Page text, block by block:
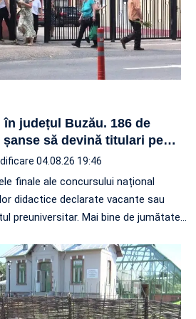
județul Buzău. 186 de
să devină titulari pe…
04.08.26 19:46
finale ale concursului național
didactice declarate vacante sau
preuniversitar. Mai bine de jumătate